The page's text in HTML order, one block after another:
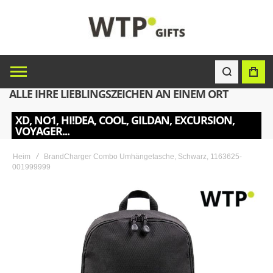
ALLE IHRE LIEBLINGSZEICHEN AN EINEM ORT
XD, NO1, HI!DEA, COOL, GILDAN, EXCURSION,
VOYAGER...
Heim
BrandCharger Combo Umhängetasche, Schwarz, 1163625-
001999999